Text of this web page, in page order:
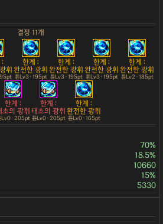
결정 11개
:
휘
한계 :
완전한 광휘
튠Lv3 · 195pt
한계 :
완전한 광휘
튠Lv3 · 195pt
한계 :
완전한 광휘
튠Lv3 · 195pt
한계 :
완전한 광휘
튠Lv2 · 185pt
한계 :
초의 광휘
Lv0 · 205pt
한계 :
태초의 광휘
튠Lv0 · 205pt
한계 :
완전한 광휘
튠Lv0 · 165pt
70%
18.5%
10660
15%
5330